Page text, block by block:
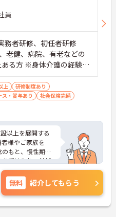
員
務者研修、初任者研修
老健、病院、有老などの
る方 ※身体介護の経験年
浴の使用の経験のある方
上
研修制度あり
ス・賞与あり
社会保険完備
以上を展開する
様やご家族を
のもと、慢性期や
受け入れ、地域
を推進していま
ています。急変
するため、初任
や入浴介助など
境です。多職種
無料 紹介してもらう